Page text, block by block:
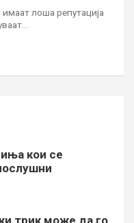
лоша репутација
кои се
трик може да го